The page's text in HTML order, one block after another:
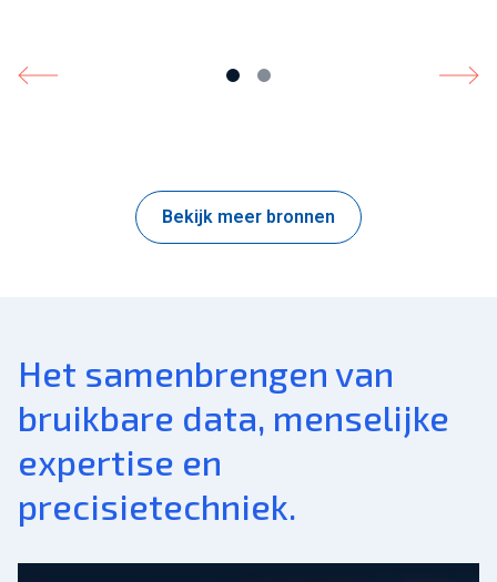
Bekijk meer bronnen
Het samenbrengen van
bruikbare data, menselijke
expertise en
precisietechniek.